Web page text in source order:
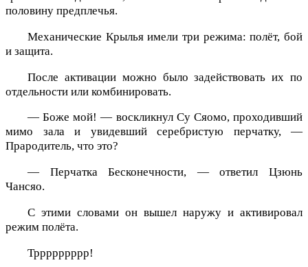
половину предплечья.
Механические Крылья имели три режима: полёт, бой
и защита.
После активации можно было задействовать их по
отдельности или комбинировать.
— Боже мой! — воскликнул Су Сяомо, проходивший
мимо зала и увидевший серебристую перчатку, —
Прародитель, что это?
— Перчатка Бесконечности, — ответил Цзюнь
Чансяо.
С этими словами он вышел наружу и активировал
режим полёта.
Тррррррррр!